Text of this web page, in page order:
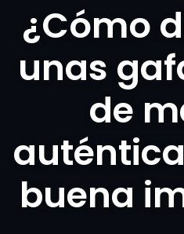
¿Cómo
unas
de
buena